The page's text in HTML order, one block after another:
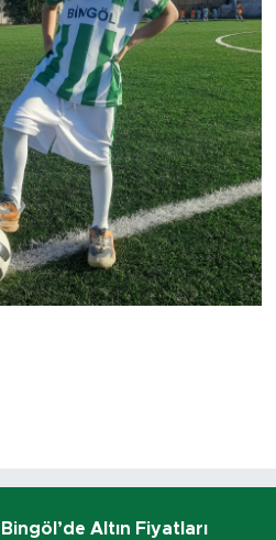
Bingöl’de Altın Fiyatları